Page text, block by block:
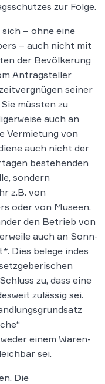
zur Folge.
– ohne eine
– auch nicht mit
der Bevölkerung
Antragsteller
seiner
müssten zu
auch an
Vermietung von
auch nicht der
bestehenden
sondern
z.B. von
oder von Museen.
den Betrieb von
auch an Sonn-
Dies belege indes
zu, dass eine
zulässig sei.
einem Waren-
sei.
Die